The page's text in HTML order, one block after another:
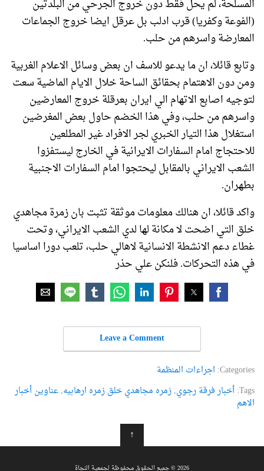
المسلحة، لم يحل فقط دون خروج الجرحي من البلدتين
(الفوعة وكفريا) قرب ادلب بل عرقل ايضا خروج الجماعات
المعارضة واسرهم من حلب.
وتابع قائلا، ان ما يدعو للاسف ان بعض وسائل الاعلام الغربية
ومن دون الاهتمام بحقائق الساحة خلال الايام الماضية سعت
لتوجيه اصابع الاتهام الي ايران بعرقلة خروج المعارضين
واسرهم من حلب، وفي هذا الخضم حاول بعض المغرضين
استغلال هذا التيار الخبري لجر الافراد غير المطلعين
للاحتجاج امام السفارات الايرانية في الخارج ليستفزوا
الشعب الايراني بالمقابل ليحتجوا امام السفارات الاجنبية
بطهران.
واكد قائلا، ان هنالك معلومات موثقة تثبت بان زمرة مجاهدي
خلق التي اضحت لا مكانة لها لدي الشعب الايراني، وتحت
غطاء دعم الانشطة الانسانية لاهالي حلب، تلعب دورا اساسيا
في هذه التحركات. فلنكن علي حذر
Leave a Comment
Categories: اجراءات المنظمة
Tags: أخبار فرقة رجوي,زمره مجاهدي خلق زمره ارهابیه,عناوین أخبار
الاهم
↑
2026 © جميع الحقوق محفوظة لجمعية النجاة